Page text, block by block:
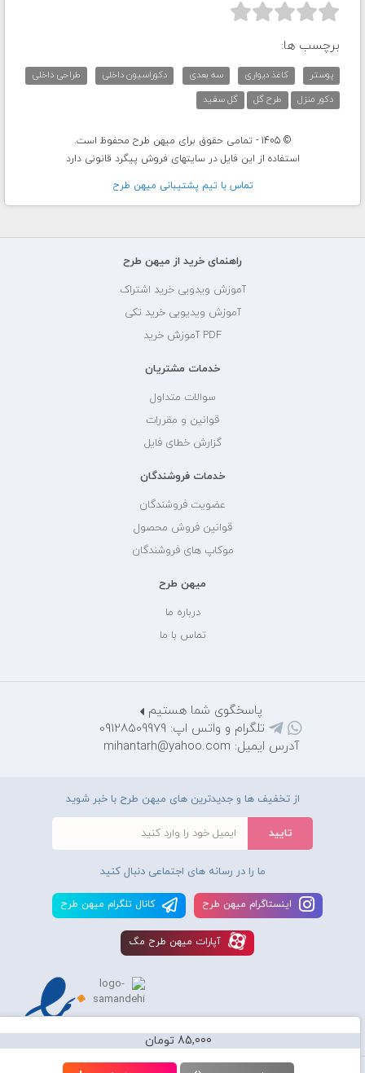
85,000 تومان



برچسب ها:
پوستر کاغذ دیواری سه بعدی دکوراسیون داخلی
طراحی داخلی
دکور منزل
طرح گل گل سفید
© 1405 - تمامی حقوق برای میهن طرح محفوظ است.
استفاده از این فایل در سایتهای فروش پیگرد قانونی دارد
تماس با تيم پشتيبانی ميهن طرح
راهنمای خرید از میهن طرح
آموزش ویدویی خرید اشتراک
آموزش ویدیویی خرید تکی
PDF آموزش خرید
خدمات مشتریان
سوالات متداول
قوانین و مقررات
گزارش خطای فایل
خدمات فروشندگان
عضویت فروشندگان
قوانین فروش محصول
موکاپ های فروشندگان
میهن طرح
درباره ما
تماس با ما
پاسخگوی شما هستیم
تلگرام و واتس اپ: 09128509979
آدرس ایمیل: mihantarh@yahoo.com
از تخفیف ها و جدیدترین های میهن طرح با خبر شوید
ما را در رسانه های اجتماعی دنبال کنید
اينستاگرام ميهن طرح کانال تلگرام ميهن طرح
آپارات ميهن طرح مگ